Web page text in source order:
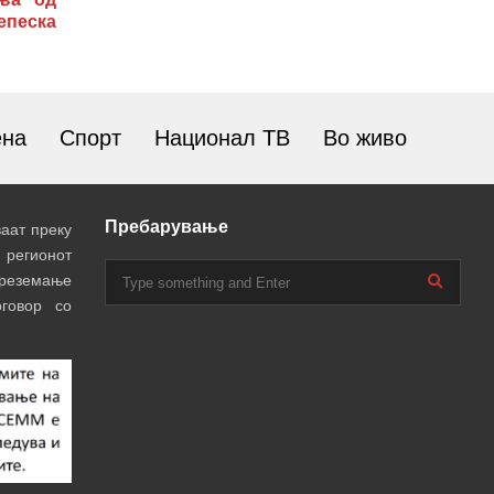
Спорт Национал ТВ Во живо
преку
со
Пребарување